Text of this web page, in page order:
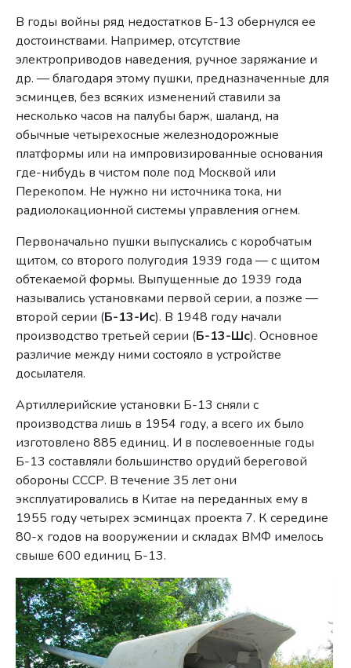
В годы войны ряд недостатков Б-13 обернулся ее
достоинствами. Например, отсутствие
электроприводов наведения, ручное заряжание и
др. — благодаря этому пушки, предназначенные для
эсминцев, без всяких изменений ставили за
несколько часов на палубы барж, шаланд, на
обычные четырехосные железнодорожные
платформы или на импровизированные основания
где-нибудь в чистом поле под Москвой или
Перекопом. Не нужно ни источника тока, ни
радиолокационной системы управления огнем.
Первоначально пушки выпускались с коробчатым
щитом, со второго полугодия 1939 года — с щитом
обтекаемой формы. Выпущенные до 1939 года
назывались установками первой серии, а позже —
второй серии (Б-13-Ис). В 1948 году начали
производство третьей серии (Б-13-Шс). Основное
различие между ними состояло в устройстве
досылателя.
Артиллерийские установки Б-13 сняли с
производства лишь в 1954 году, а всего их было
изготовлено 885 единиц. И в послевоенные годы
Б-13 составляли большинство орудий береговой
обороны СССР. В течение 35 лет они
эксплуатировались в Китае на переданных ему в
1955 году четырех эсминцах проекта 7. К середине
80-х годов на вооружении и складах ВМФ имелось
свыше 600 единиц Б-13.